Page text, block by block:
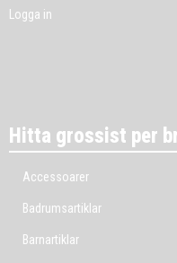
Logga in
Hitta grossist per
Accessoarer
Badrumsartiklar
Barnartiklar